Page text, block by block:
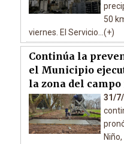
50
viernes. El Servicio...(+)
Continúa la
el Municipio
la zona del campo
31/7/